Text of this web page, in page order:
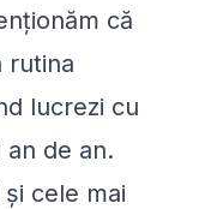
că
rutina
lucrezi cu
de an.
cele mai